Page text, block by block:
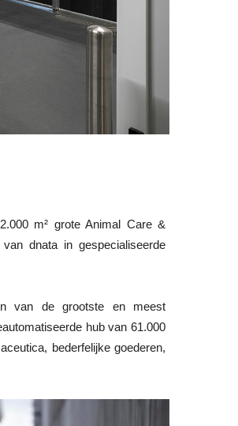
m² grote Animal Care &
dnata in gespecialiseerde
van de grootste en meest
hub van 61.000
bederfelijke goederen,